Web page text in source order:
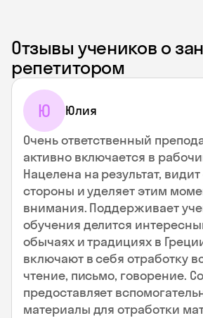
Отзывы учеников о
репетитором
Ю Юлия
Очень ответственный
активно включается в
Нацелена на результат,
стороны и уделяет этим
внимания. Поддерживает
обучения делится
обычаях и традициях в
включают в себя отработку
чтение, письмо, говорение.
предоставляет
материалы для отработки